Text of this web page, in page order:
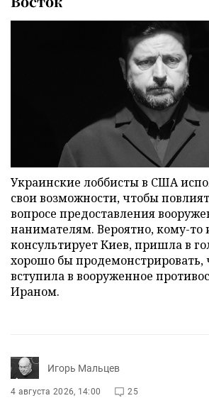
Украинские лоббисты в США
свои возможности, чтобы
вопросе предоставления
нанимателям. Вероятно, кому-то
консультирует Киев, пришла в
хорошо бы продемонстрировать,
вступила в вооруженное
Ираном.
Игорь Мальцев
4 августа 2026, 14:00 25